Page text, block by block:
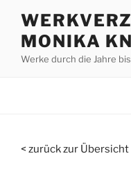
Inhalt
springenMONIKA
Werke durch die Jahre
< zurück zur Übersicht